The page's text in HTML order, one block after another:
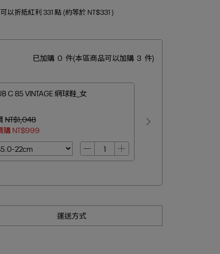
以折抵紅利 331點 (約等於 NT$331 )
已加購 0 件(本區商品可以加購 3 件)
C 85 VINTAGE 網球鞋_女
NT$1,048
購NT$999
運送方式